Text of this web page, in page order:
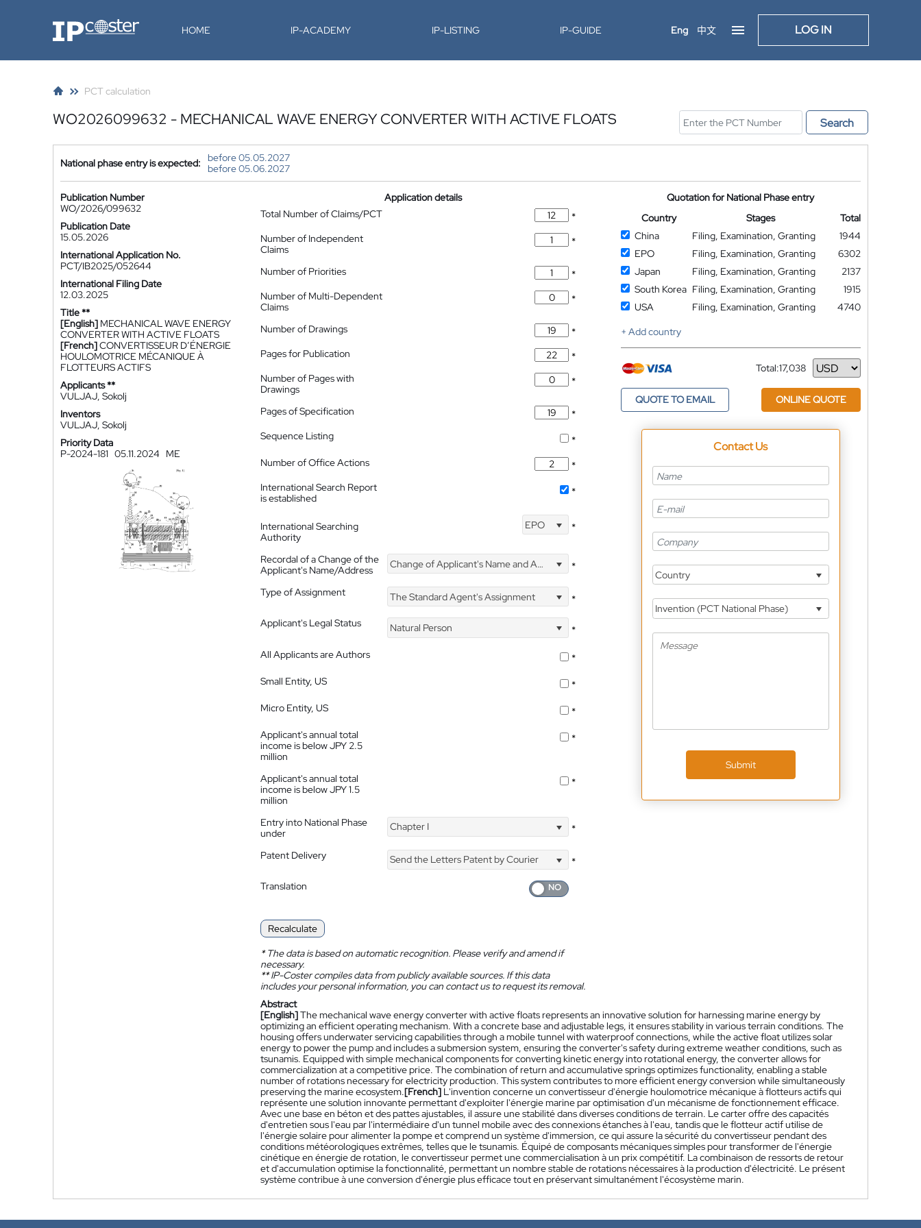
IP-Coster HOME IP-ACADEMY IP-LISTING IP-GUIDE Eng 中文 LOG IN
PCT calculation
WO2026099632 - MECHANICAL WAVE ENERGY CONVERTER WITH ACTIVE FLOATS Search
National phase entry is expected:
before 05.05.2027
before 05.06.2027
Publication Number
WO/2026/099632
Publication Date
15.05.2026
International Application No.
PCT/IB2025/052644
International Filing Date
12.03.2025
Title **
[English] MECHANICAL WAVE ENERGY
CONVERTER WITH ACTIVE FLOATS
[French]CONVERTISSEUR D’ÉNERGIE
HOULOMOTRICE MÉCANIQUE À
FLOTTEURS ACTIFS
Applicants **
VULJAJ, Sokolj
Inventors
VULJAJ, Sokolj
Priority Data
P-2024-181 05.11.2024 ME
Application details
Total Number of Claims/PCT
*
Number of Independent
Claims
*
Number of Priorities
*
Number of Multi-Dependent
Claims
*
Number of Drawings
*
Pages for Publication
*
Number of Pages with
Drawings
*
Pages of Specification
*
Sequence Listing
*
Number of Office Actions
*
International Search Report
is established
*
International Searching
Authority
EPO *
Recordal of a Change of the
Applicant's Name/Address
Change of Applicant's Name and Address *
Type of Assignment The Standard Agent's Assignment
*
Applicant's Legal Status
Natural Person
*
All Applicants are Authors
*
Small Entity, US
*
Micro Entity, US
*
Applicant's annual total
income is below JPY 2.5
million
*
Applicant's annual total
income is below JPY 1.5
million
*
Entry into National Phase
under
Chapter I *
Patent Delivery Send the Letters Patent by Courier
*
Translation
Recalculate
*The data is based on automatic recognition. Please verify and amend if
necessary.
**IP-Coster compiles data from publicly available sources. If this data
includes your personal information, you can contact us to request its removal.
Quotation for National Phase entry
Country
Stages
Total
China
Filing, Examination, Granting
1944
EPO
Filing, Examination, Granting
6302
Japan
Filing, Examination, Granting
2137
South Korea Filing, Examination, Granting
1915
USA
Filing, Examination, Granting
4740
+ Add country
Total:17,038
Currency
QUOTE TO EMAIL ONLINE QUOTE
Contact Us
Country
Invention (PCT National Phase)
Submit
Abstract
[English]The mechanical wave energy converter with active floats represents an innovative solution for harnessing marine energy by
optimizing an efficient operating mechanism. With a concrete base and adjustable legs, it ensures stability in various terrain conditions. The
housing offers underwater servicing capabilities through a mobile tunnel with waterproof connections, while the active float utilizes solar
energy to power the pump and includes a submersion system, ensuring the converter's safety during extreme weather conditions, such as
tsunamis. Equipped with simple mechanical components for converting kinetic energy into rotational energy, the converter allows for
commercialization at a competitive price. The combination of return and accumulative springs optimizes functionality, enabling a stable
number of rotations necessary for electricity production. This system contributes to more efficient energy conversion while simultaneously
preserving the marine ecosystem.[French] L'invention concerne un convertisseur d'énergie houlomotrice mécanique à flotteurs actifs qui
représente une solution innovante permettant d'exploiter l'énergie marine par optimisation d'un mécanisme de fonctionnement efficace.
Avec une base en béton et des pattes ajustables, il assure une stabilité dans diverses conditions de terrain. Le carter offre des capacités
d'entretien sous l'eau par l'intermédiaire d'un tunnel mobile avec des connexions étanches à l'eau, tandis que le flotteur actif utilise de
l'énergie solaire pour alimenter la pompe et comprend un système d'immersion, ce qui assure la sécurité du convertisseur pendant des
conditions météorologiques extrêmes, telles que le tsunamis. Équipé de composants mécaniques simples pour transformer de l'énergie
cinétique en énergie de rotation, le convertisseur permet une commercialisation à un prix compétitif. La combinaison de ressorts de retour
et d'accumulation optimise la fonctionnalité, permettant un nombre stable de rotations nécessaires à la production d'électricité. Le présent
système contribue à une conversion d'énergie plus efficace tout en préservant simultanément l'écosystème marin.